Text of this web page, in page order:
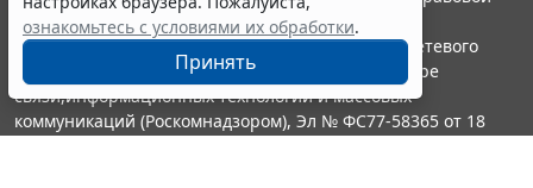
ознакомьтесь с условиями их обработки.
Принять
информации ГАРАНТ.
Портал ГАРАНТ.РУ зарегистрирован в качестве сетевого
издания Федеральной службой по надзору в сфере
связи,информационных технологий и массовых
коммуникаций (Роскомнадзором), Эл № ФС77-58365 от 18